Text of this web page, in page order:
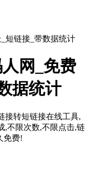
网_免费
据统计
接转短链接在线工具,
,不限次数,不限点击,链
免费!